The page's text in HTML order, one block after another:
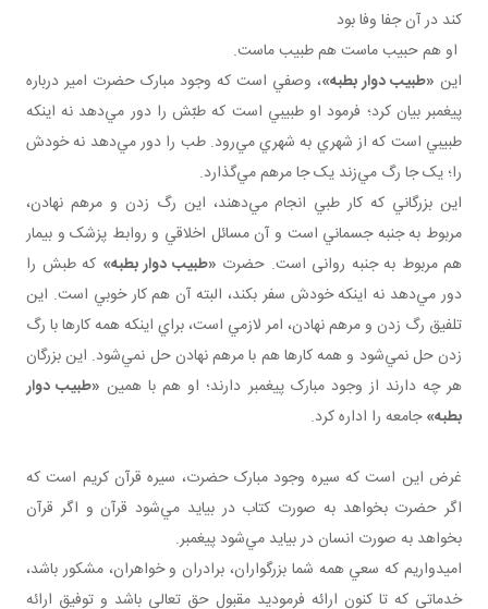
کند در آن جفا وفا بود
او هم حبيب ماست هم طبيب ماست.
اين «طبيب دوار بطبه»، وصفي است که وجود مبارک حضرت امير درباره
پيغمبر بيان کرد؛ فرمود او طبيبي است که طبّش را دور مي‌دهد نه اينکه
طبيبي است که از شهري به شهري مي‌رود. طب را دور مي‌دهد نه خودش
را؛ يک جا رگ مي‌زند يک جا مرهم مي‌گذارد.
اين بزرگاني که کار طبي انجام مي‌دهند، اين رگ زدن و مرهم‌ نهادن،
مربوط به جنبه جسماني است و آن مسائل اخلاقي و روابط پزشک و بيمار
هم مربوط به جنبه روانی است. حضرت «طبيب دوار بطبه» که طبش را
دور مي‌دهد نه اينکه خودش سفر بکند، البته آن هم کار خوبي است. اين
تلفيق رگ زدن و مرهم نهادن، امر لازمي است، براي اينکه همه کارها با رگ
زدن حل نمي‌شود و همه کارها هم با مرهم نهادن حل نمي‌شود. اين بزرگان
هر چه دارند از وجود مبارک پيغمبر دارند؛ او هم با همين «طبيب دوار
بطبه»جامعه را اداره کرد.
غرض اين است که سيره وجود مبارک حضرت، سيره قرآن کريم است که
اگر حضرت بخواهد به صورت کتاب در بيايد مي‌شود قرآن و اگر قرآن
بخواهد به صورت انسان در بيايد مي‌شود پيغمبر.
اميدواريم که سعي همه شما بزرگواران، برادران و خواهران، مشکور باشد،
خدماتي که تا کنون ارائه فرموديد مقبول حق تعالي باشد و توفيق ارائه